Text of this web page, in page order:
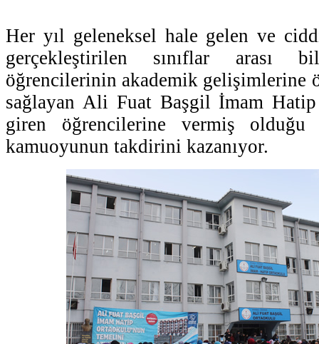
Her yıl geleneksel hale gelen ve
gerçekleştirilen sınıflar arası
öğrencilerinin akademik gelişimlerine
sağlayan Ali Fuat Başgil İmam
giren öğrencilerine vermiş
kamuoyunun takdirini kazanıyor.